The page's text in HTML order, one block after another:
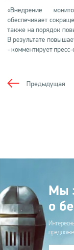
«Внедрение
обеспечивает
также на порядок
В результате
- комментирует
Предыдущая
Мы
о